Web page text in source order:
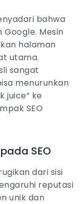
bahwa
Mesin
halaman
utama.
sangat
menurunkan
juice” ke
SEO
SEO
dari sisi
reputasi
unik dan